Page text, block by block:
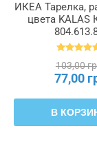
ИКЕА Тарелка,
цвета
103,00
77,00
В